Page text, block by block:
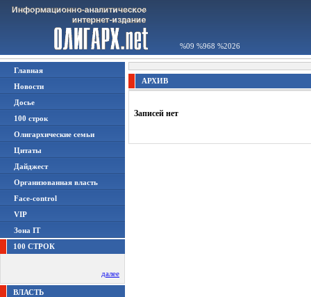
%09 %968 %2026
Главная
Новости
Досье
100 строк
Олигархические семьи
Цитаты
Дайджест
Организованная власть
Face-control
VIP
Зона IT
100 СТРОК
далее
ВЛАСТЬ
АРХИВ
Записей нет